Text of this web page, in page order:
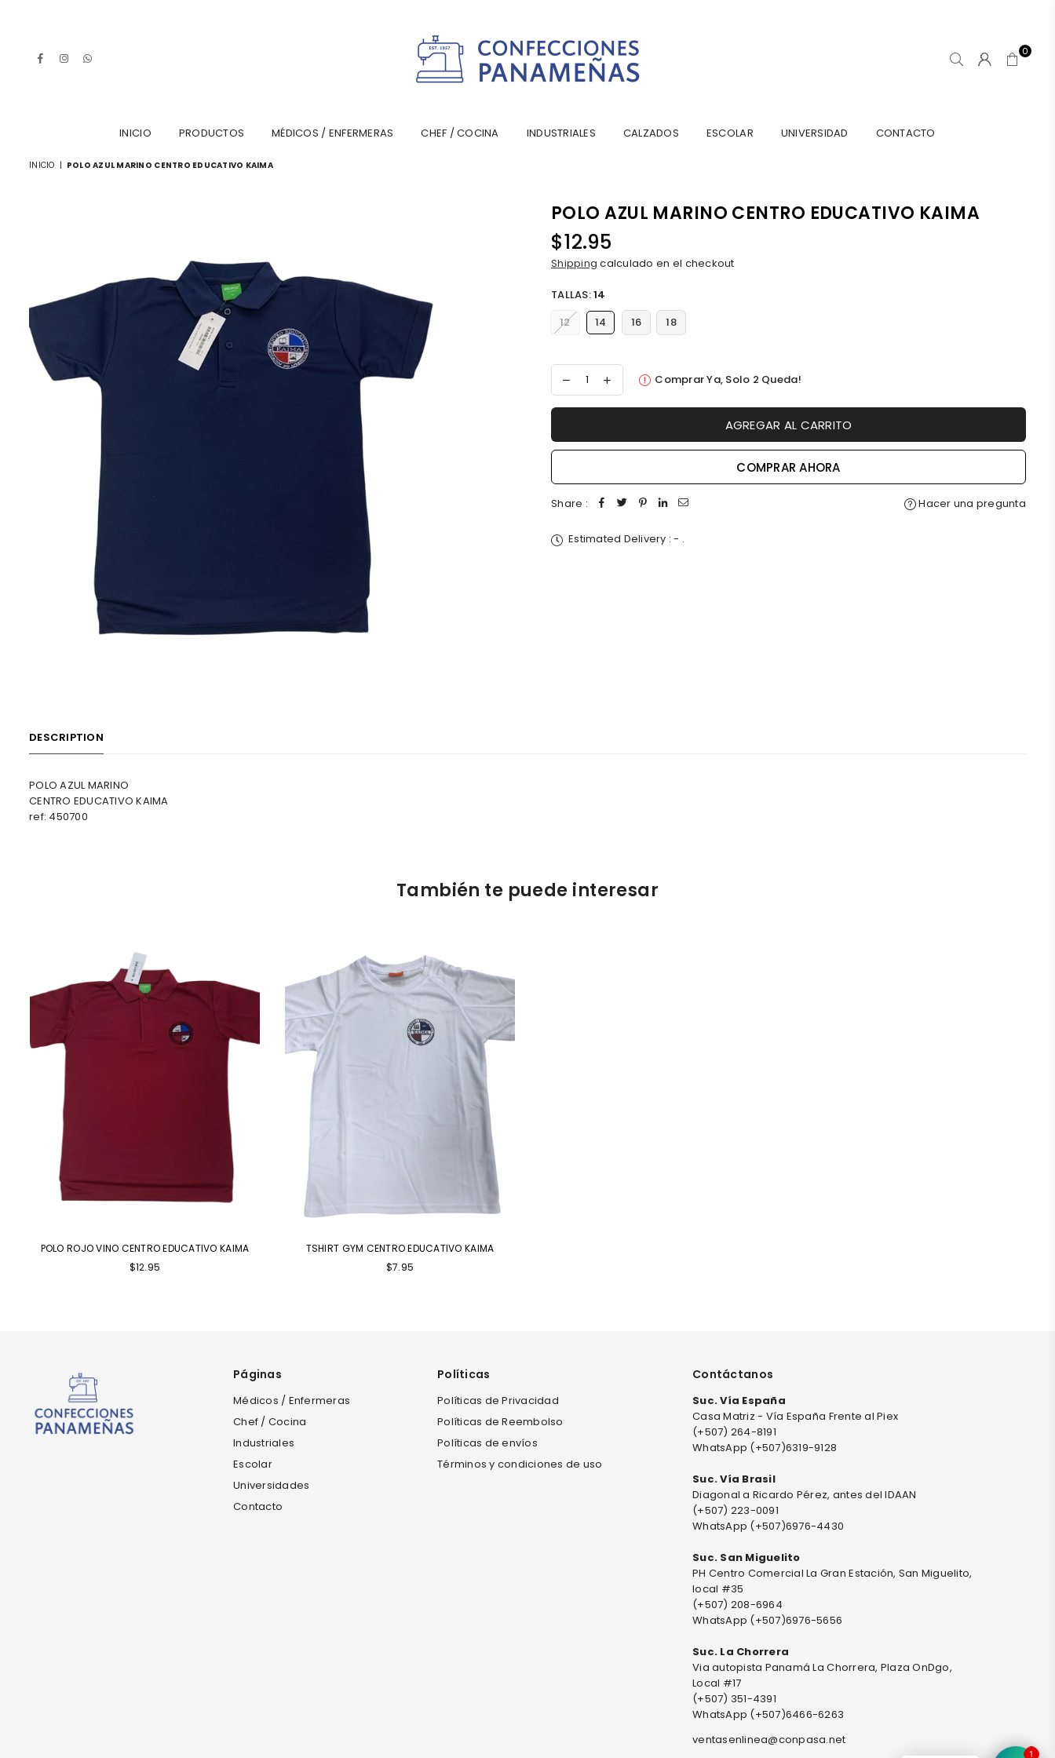
FacebookInstagram 0
INICIO PRODUCTOS MÉDICOS / ENFERMERAS CHEF / COCINA INDUSTRIALES CALZADOS ESCOLAR UNIVERSIDAD CONTACTO
INICIO | POLO AZUL MARINO CENTRO EDUCATIVO KAIMA
POLO AZUL MARINO CENTRO EDUCATIVO KAIMA
Precio
habitual
$12.95
Shipping calculado en el checkout
TALLAS:14
12
14 16 18
Comprar Ya, Solo 2 Queda!
AGREGAR AL CARRITO
COMPRAR AHORA
Share : Hacer una pregunta
Estimated Delivery :- .
DESCRIPTION
POLO AZUL MARINO
CENTRO EDUCATIVO KAIMA
ref: 450700
También te puede interesar
POLO ROJO VINO CENTRO EDUCATIVO KAIMA
Precio
$12.95
TSHIRT GYM CENTRO EDUCATIVO KAIMA
Precio
$7.95
Páginas
Médicos / Enfermeras
Chef / Cocina
Industriales
Escolar
Universidades
Contacto
Políticas
Políticas de Privacidad
Políticas de Reembolso
Políticas de envíos
Términos y condiciones de uso
Contáctanos
Suc. Vía España
Casa Matriz - Vía España Frente al Piex
(+507) 264-8191
WhatsApp (+507)6319-9128
Suc. Vía Brasil
Diagonal a Ricardo Pérez, antes del IDAAN
(+507) 223-0091
WhatsApp (+507)6976-4430
Suc. San Miguelito
PH Centro Comercial La Gran Estación, San Miguelito,
local #35
(+507) 208-6964
WhatsApp (+507)6976-5656
Suc. La Chorrera
Via autopista Panamá La Chorrera, Plaza OnDgo,
Local #17
(+507) 351-4391
WhatsApp (+507)6466-6263
ventasenlinea@conpasa.net
1